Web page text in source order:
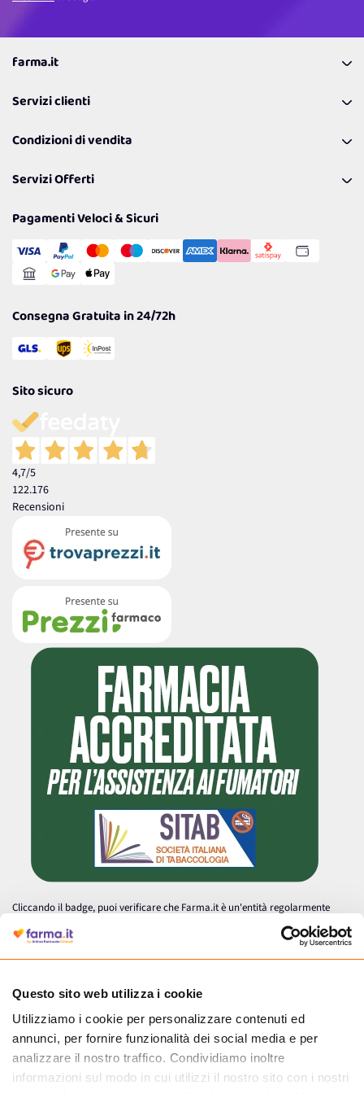
Questo sito web utilizza i cookie
Utilizziamo i cookie per personalizzare contenuti ed
annunci, per fornire funzionalità dei social media e per
analizzare il nostro traffico. Condividiamo inoltre
informazioni sul modo in cui utilizzi il nostro sito con i nostri
farma.it
Coupon
Lavora con noi
Politiche per la parità di genere
Servizi clienti
Richiamami
Resi
Condizioni di vendita
Spedizioni
Cookie Policy
Gestisci Cookie
Servizi Offerti
Reso Facile e Veloce
Pagamenti Veloci & Sicuri
Consegna Gratuita in 24/72h
Sito sicuro
4,7/5
122.176
Recensioni
Cliccando il badge, puoi verificare che Farma.it è un'entità regolarmente
autorizzata dal Ministero della Salute a effettuare la vendita online di
medicinali.